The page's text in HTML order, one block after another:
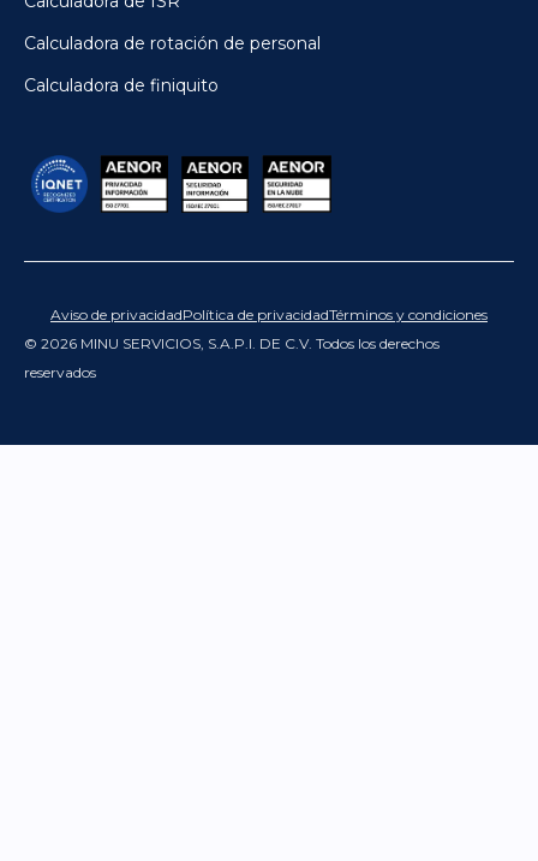
Calculadora de rotación de personal
Calculadora de finiquito
© 2026 MINU SERVICIOS, S.A.P.I. DE C.V. Todos los derechos
reservados
Aviso de privacidadPolítica de privacidadTérminos y condiciones